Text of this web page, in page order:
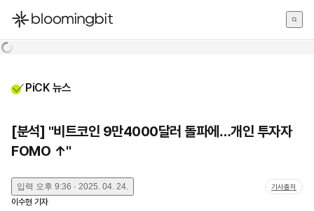
한국어
PiCK 뉴스
[분석] "비트코인 9만4000달러 돌파에…개인 투자자
FOMO ↑"
입력 오후 9:36 · 2025. 04. 24. 기사출처
이수현 기자